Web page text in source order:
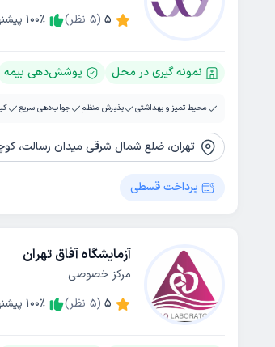
5
(
5 نظر) 100٪
نمونه گیری در محل پوشش‌دهی بیمه
محیط تمیز و بهداشتی پذیرش منظم جواب‌دهی سریع
تهران، ضلع شمال شرقی میدان رسالت، کوچه
پرداخت قسطی
آزمایشگاه آفاق تهران
مرکز خصوصی
5
(
5 نظر) 100٪